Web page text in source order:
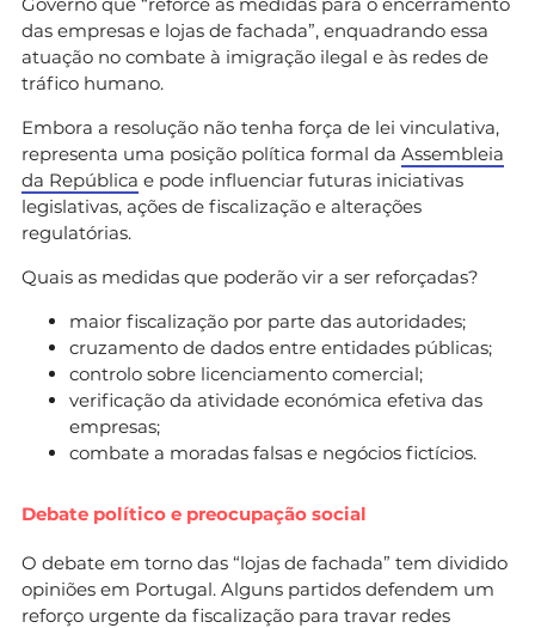
das empresas e lojas de fachada”, enquadrando essa
atuação no combate à imigração ilegal e às redes de
tráfico humano.
Embora a resolução não tenha força de lei vinculativa,
representa uma posição política formal da Assembleia
da República e pode influenciar futuras iniciativas
legislativas, ações de fiscalização e alterações
regulatórias.
Quais as medidas que poderão vir a ser reforçadas?
maior fiscalização por parte das autoridades;
cruzamento de dados entre entidades públicas;
controlo sobre licenciamento comercial;
verificação da atividade económica efetiva das
empresas;
combate a moradas falsas e negócios fictícios.
Debate político e preocupação social
O debate em torno das “lojas de fachada” tem dividido
opiniões em Portugal. Alguns partidos defendem um
reforço urgente da fiscalização para travar redes